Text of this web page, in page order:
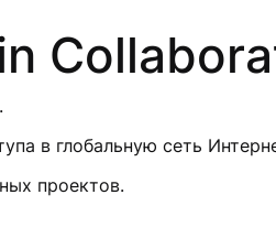
в глобальную сеть
проектов.